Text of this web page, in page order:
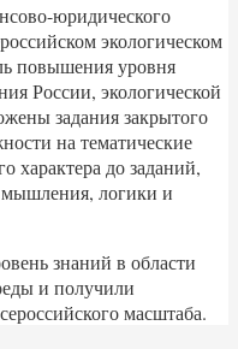
юридического
экологическом
повышения уровня
России, экологической
задания закрытого
на тематические
характера до заданий,
логики и
знаний в области
и получили
масштаба.